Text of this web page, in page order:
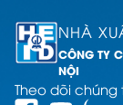
NHÀ
CÔNG TY
NỘI
Theo dõi chúng